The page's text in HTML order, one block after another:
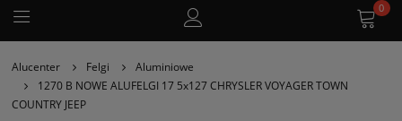
0
Alucenter Felgi
Aluminiowe
1270 B NOWE ALUFELGI 17 5x127 CHRYSLER VOYAGER TOWN
COUNTRY JEEP